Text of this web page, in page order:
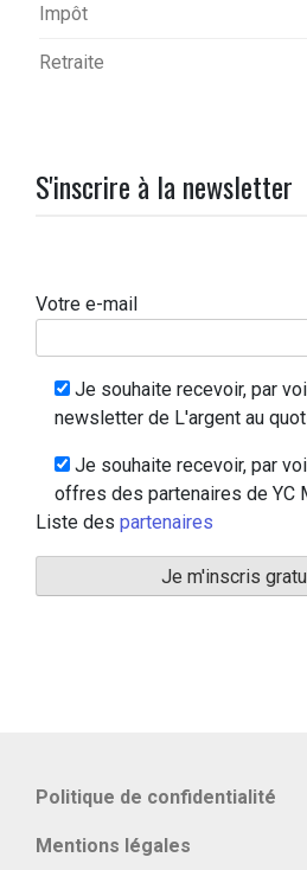
Impôt
Retraite
S'inscrire à la newsletter
Votre e-mail
Je souhaite recevoir, par
newsletter de L'argent au
Je souhaite recevoir, par
offres des partenaires de YC
Liste des partenaires
Politique de confidentialité
Mentions légales